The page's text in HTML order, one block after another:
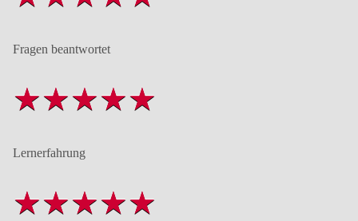
Fragen beantwortet
Lernerfahrung